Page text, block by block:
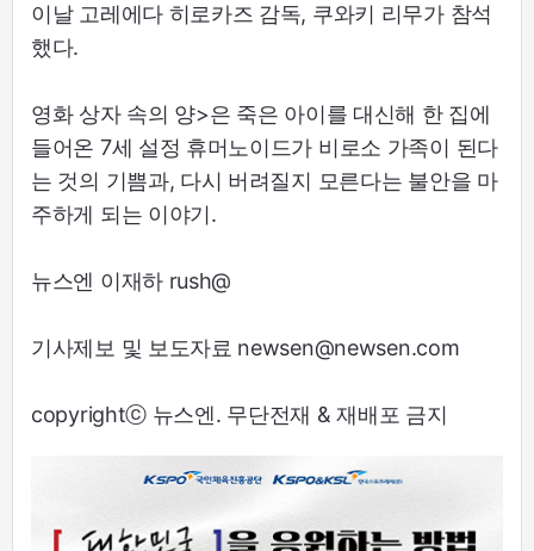
이날 고레에다 히로카즈 감독, 쿠와키 리무가 참석
했다.
영화 상자 속의 양>은 죽은 아이를 대신해 한 집에
들어온 7세 설정 휴머노이드가 비로소 가족이 된다
는 것의 기쁨과, 다시 버려질지 모른다는 불안을 마
주하게 되는 이야기.
뉴스엔 이재하 rush@
기사제보 및 보도자료 newsen@newsen.com
copyrightⓒ 뉴스엔. 무단전재 & 재배포 금지